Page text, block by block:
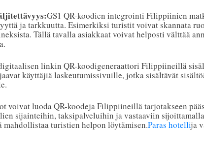
GS1 QR-koodien integrointi Filippiinien
ja tarkkuutta. Esimerkiksi turistit voivat skannata
Tällä tavalla asiakkaat voivat helposti välttää
linkin QR-koodigeneraattori Filippiineillä
käyttäjiä laskeutumissivuille, jotka sisältävät
voivat luoda QR-koodeja Filippiineillä tarjotakseen
sijainteihin, taksipalveluihin ja vastaaviin
turistien helpon löytämisen.Paras hotellija